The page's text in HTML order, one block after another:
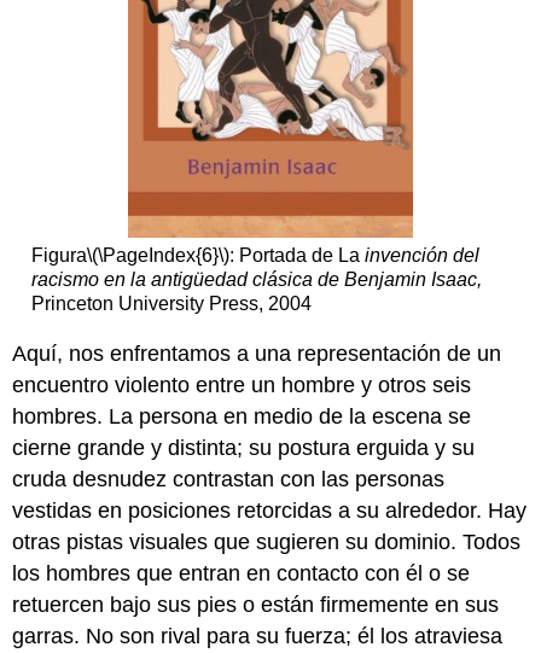
Figura\(\PageIndex{6}\): Portada de La invención del
racismo en la antigüedad clásica de Benjamin Isaac,
Princeton University Press, 2004
Aquí, nos enfrentamos a una representación de un
encuentro violento entre un hombre y otros seis
hombres. La persona en medio de la escena se
cierne grande y distinta; su postura erguida y su
cruda desnudez contrastan con las personas
vestidas en posiciones retorcidas a su alrededor. Hay
otras pistas visuales que sugieren su dominio. Todos
los hombres que entran en contacto con él o se
retuercen bajo sus pies o están firmemente en sus
garras. No son rival para su fuerza; él los atraviesa